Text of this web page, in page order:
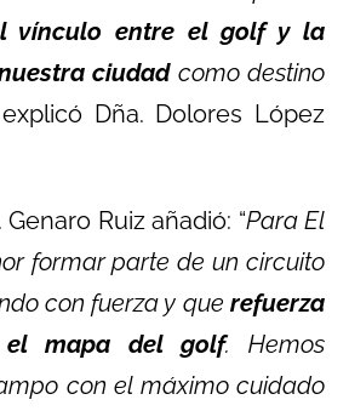
vínculo entre el golf y la
ciudadcomo destino
explicó Dña. Dolores López
Ruiz añadió: “Para El
formar parte de un circuito
con fuerza y que refuerza
mapa del golf. Hemos
con el máximo cuidado